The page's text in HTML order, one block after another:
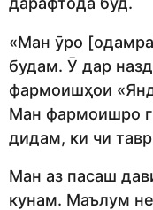
«Ман ӯро
будам. Ӯ дар
фармоишҳои
Ман фармоишро
дидам, ки чи
Ман аз пасаш
кунам. Маълум